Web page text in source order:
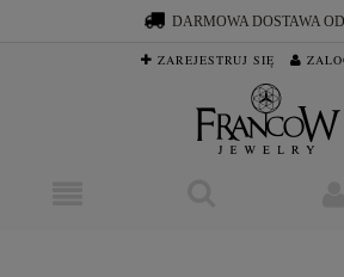
DARMOWA DOSTAWA
ZAREJESTRUJ SIĘ